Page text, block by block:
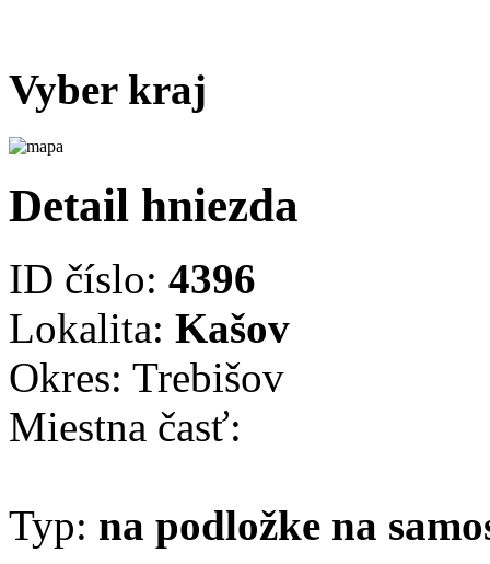
Vyber kraj
Detail hniezda
ID číslo: 4396
Lokalita: Kašov
Okres: Trebišov
Miestna časť:
Typ: na podložke na